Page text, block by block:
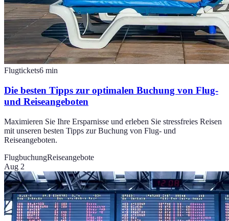
Flugtickets6 min
Die besten Tipps zur optimalen Buchung von Flug-
und Reiseangeboten
Maximieren Sie Ihre Ersparnisse und erleben Sie stressfreies Reisen
mit unseren besten Tipps zur Buchung von Flug- und
Reiseangeboten.
FlugbuchungReiseangebote
Aug 2